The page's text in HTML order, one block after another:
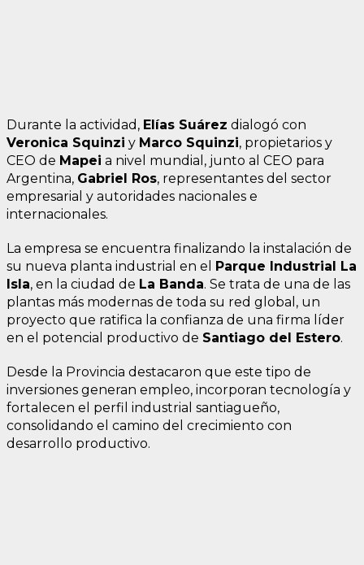
Durante la actividad, Elías Suárez dialogó con
Veronica Squinzi y Marco Squinzi, propietarios y
CEO de Mapei a nivel mundial, junto al CEO para
Argentina, Gabriel Ros, representantes del sector
empresarial y autoridades nacionales e
internacionales.
La empresa se encuentra finalizando la instalación de
su nueva planta industrial en el Parque Industrial La
Isla, en la ciudad de La Banda. Se trata de una de las
plantas más modernas de toda su red global, un
proyecto que ratifica la confianza de una firma líder
en el potencial productivo de Santiago del Estero.
Desde la Provincia destacaron que este tipo de
inversiones generan empleo, incorporan tecnología y
fortalecen el perfil industrial santiagueño,
consolidando el camino del crecimiento con
desarrollo productivo.